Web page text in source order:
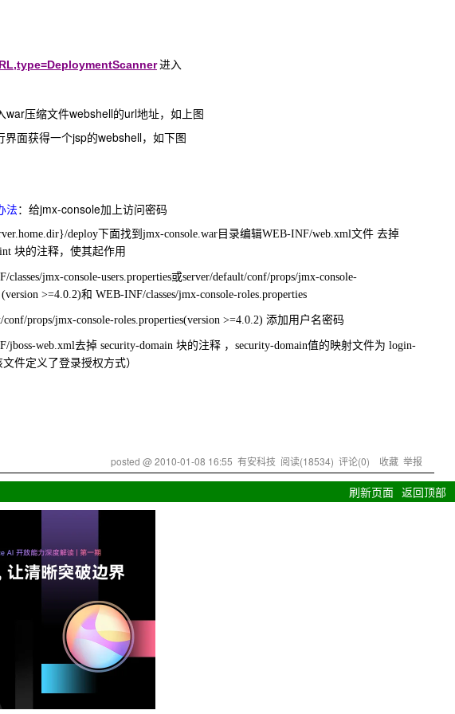
进入
war压缩文件webshell的url地址，如上图
界面获得一个jsp的webshell，如下图
法：给jmx-console加上访问密码
deploy下面找到jmx-console.war目录编辑WEB-INF/web.xml文件 去掉
块的注释，使其起作用
classes/jmx-console-users.properties或server/default/conf/props/jmx-console-
(version >=4.0.2)和 WEB-INF/classes/jmx-console-roles.properties
conf/props/jmx-console-roles.properties(version >=4.0.2) 添加用户名密码
jboss-web.xml去掉 security-domain 块的注释 ，security-domain值的映射文件为 login-
件定义了登录授权方式）
posted @2010-01-08 16:55 有安科技 阅读(18534) 评论(0) 收藏 举报
刷新页面 返回顶部